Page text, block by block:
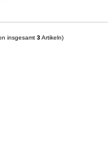
insgesamt 3Artikeln)